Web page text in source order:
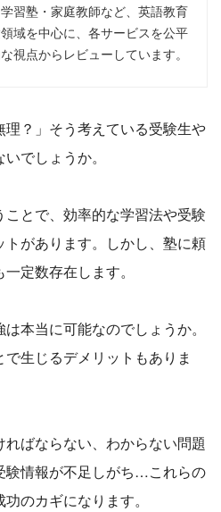
習塾・家庭教師など、英語教育
域を中心に、各サービスを公平
視点からレビューしています。
理？」そう考えている受験生や
でしょうか。
とで、効率的な学習法や受験
があります。しかし、塾に頼
定数存在します。
本当に可能なのでしょうか。
生じるデメリットもありま
ばならない、わからない問題
験情報が不足しがち…これらの
のカギになります。